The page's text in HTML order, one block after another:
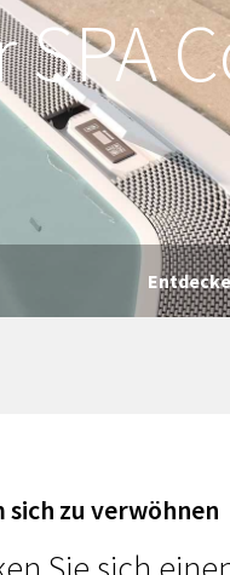
sich zu verwöhnen